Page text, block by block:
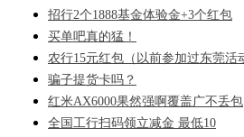
招行2个1888基金体验金+3个红包
买单吧真的猛！
农行15元红包（以前参加过东莞活
骗子提货卡吗？
红米AX6000果然强啊覆盖广不丢包
全国工行扫码领立减金 最低10